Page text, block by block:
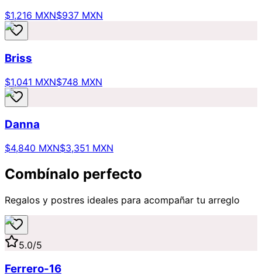
$1,216 MXN$937 MXN
Briss
$1,041 MXN$748 MXN
Danna
$4,840 MXN$3,351 MXN
Combínalo perfecto
Regalos y postres ideales para acompañar tu arreglo
5.0/5
Ferrero-16